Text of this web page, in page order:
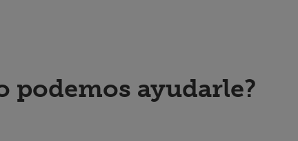
podemos ayudarle?